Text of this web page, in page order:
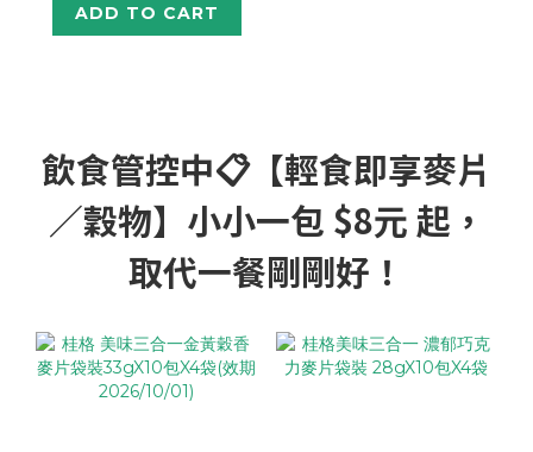
ADD TO CART
飲食管控中📋【輕食即享麥片
／穀物】小小一包 $8元 起，
取代一餐剛剛好！